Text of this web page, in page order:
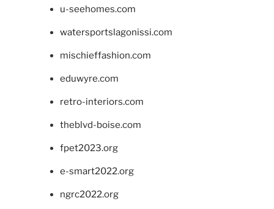
u-seehomes.com
watersportslagonissi.com
mischieffashion.com
eduwyre.com
retro-interiors.com
theblvd-boise.com
fpet2023.org
e-smart2022.org
ngrc2022.org